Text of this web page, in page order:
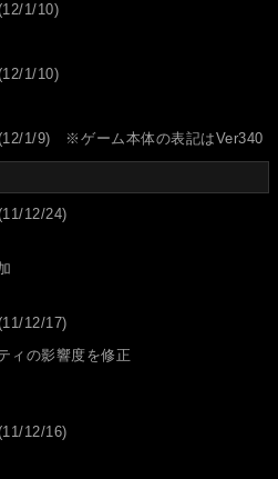
1/10)
1/10)
1/9) ※ゲーム本体の表記はVer340
12/24)
12/17)
ィの影響度を修正
12/16)